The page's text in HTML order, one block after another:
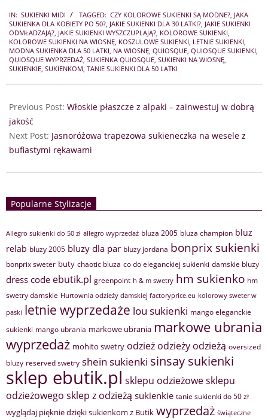
06-
17
IN: SUKIENKI MIDI TAGGED: CZY KOLOROWE SUKIENKI SĄ MODNE? JAKA
SUKIENKA DLA KOBIETY PO 50? JAKIE SUKIENKI DLA 30 LATKI? JAKIE SUKIENKI
ODMŁADZAJĄ? JAKIE SUKIENKI WYSZCZUPLAJĄ? KOLOROWE SUKIENKI
KOLOROWE SUKIENKI NA WIOSNĘ KOSZULOWE SUKIENKI LETNIE SUKIENKI
MODNA SUKIENKA DLA 50 LATKI NA WIOSNĘ QUIOSQUE QUIOSQUE SUKIENKI
QUIOSQUE WYPRZEDAŻ SUKIENKA QUIOSQUE SUKIENKI NA WIOSNĘ
SUKIENKIE SUKIENKOM TANIE SUKIENKI DLA 50 LATKI
Previous Post: Włoskie płaszcze z alpaki – zainwestuj w dobrą
jakość
Next Post: Jasnoróżowa trapezowa sukieneczka na wesele z
bufiastymi rękawami
Popularne Stylizacje
Allegro sukienki do 50 zł allegro wyprzedaż bluza 2005 bluza champion bluz
relab bluzy 2005 bluzy dla par bluzy jordana bonprix sukienki
bonprix sweter buty chaotic bluza co do eleganckiej sukienki damskie bluzy
dress code ebutik.pl greenpoint h & m swetry hm sukienko hm
swetry damskie Hurtownia odzieży damskiej factoryprice.eu kolorowy sweter w
paski letnie wyprzedaże lou sukienki mango eleganckie
sukienki mango ubrania markowe ubrania markowe ubrania
wyprzedaż mohito swetry odzież odzieży odzieżą oversized
bluzy reserved swetry shein sukienki sinsay sukienki
sklep ebutik.pl sklepu odzieżowesklepu
odzieżowego sklep z odzieżą sukienkie tanie sukienki do 50 zł
wyglądaj pięknie dzięki sukienkom z Butik wyprzedaż świąteczne